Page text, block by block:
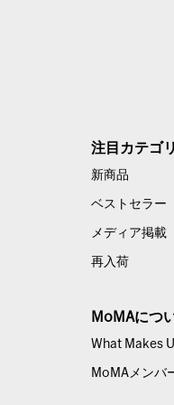
注目カテゴ
新商品
ベストセラー
メディア掲載
再入荷
MoMAにつ
What Makes
MoMAメンバ